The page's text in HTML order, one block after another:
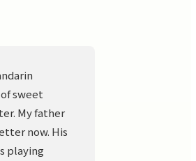
sweet
My father
now. His
playing